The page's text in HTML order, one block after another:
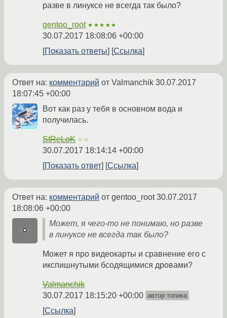
разве в линуксе не всегда так было?
gentoo_root ★★★★★
30.07.2017 18:08:06 +00:00
Показать ответы
Ссылка
Ответ на: комментарий от Valmanchik 30.07.2017
18:07:45 +00:00
Вот как раз у тебя в основном вода и
получилась.
StReLoK ☆☆
30.07.2017 18:14:14 +00:00
Показать ответ
Ссылка
Ответ на: комментарий от gentoo_root30.07.2017
18:08:06 +00:00
Может, я чего-то не понимаю, но разве
в линуксе не всегда так было?
Может я про видеокарты и сравнение его с
икспишнутыми бсодящимися дровами?
Valmanchik
30.07.2017 18:15:20 +00:00 автор топика
Ссылка